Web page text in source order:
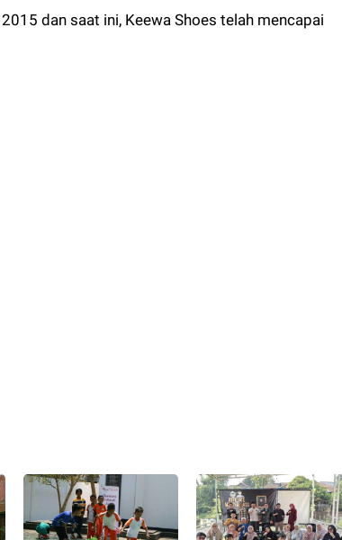
dan saat ini, Keewa Shoes telah mencapai